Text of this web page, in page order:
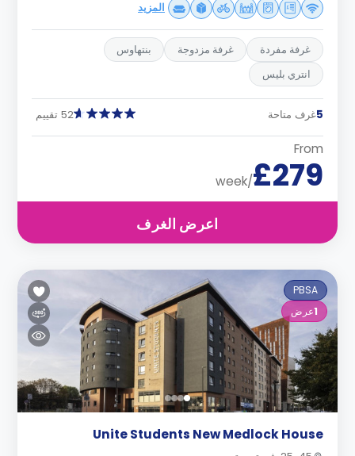
المزيد
غرفة مفردة غرفة مزدوجة
بنتهاوس
انتري بليس
5غرف متاحة 52 تقييم
From
£279
/week
اعرض الغرف
PBSA
1عرض
Unite Students New Medlock House